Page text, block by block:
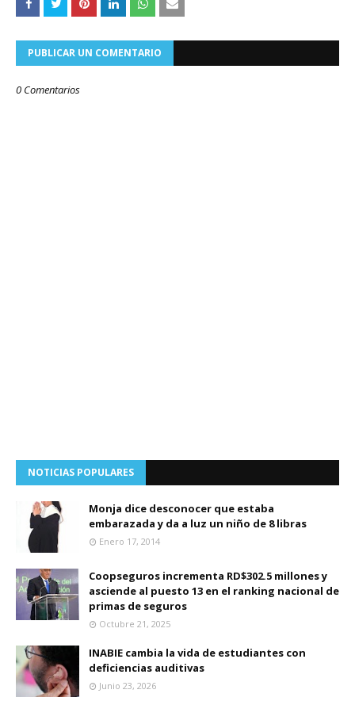
PUBLICAR UN COMENTARIO
0 Comentarios
NOTICIAS POPULARES
Monja dice desconocer que estaba
embarazada y da a luz un niño de 8 libras
Enero 17, 2014
Coopseguros incrementa RD$302.5 millones y
asciende al puesto 13 en el ranking nacional de
primas de seguros
Octubre 21, 2025
INABIE cambia la vida de estudiantes con
deficiencias auditivas
Junio 23, 2026